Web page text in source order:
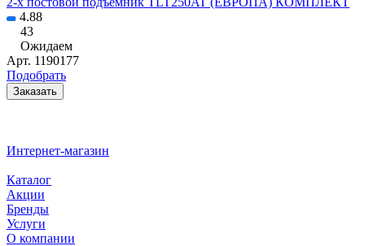
4.88
43
Ожидаем
Арт. 1190177
Подобрать
Заказать
Интернет-магазин
Каталог
Акции
Бренды
Услуги
О компании